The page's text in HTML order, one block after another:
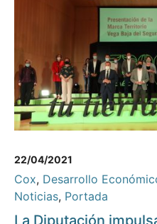
22/04/2021
Cox, Desarrollo
Noticias, Portada